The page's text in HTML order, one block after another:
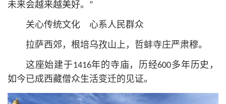
未来会越来越美好。”
关心传统文化 心系人民群众
拉萨西郊，根培乌孜山上，哲蚌寺庄严肃穆。
这座始建于1416年的寺庙，历经600多年历史，
如今已成西藏僧众生活变迁的见证。